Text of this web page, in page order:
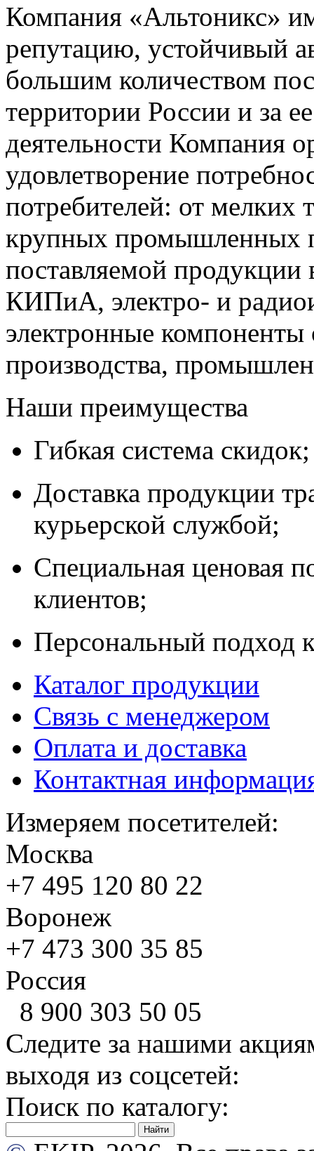
Компания «Альтоникс»
репутацию, устойчивый
большим количеством
территории России и за
деятельности Компания
удовлетворение
потребителей: от мелких
крупных промышленных
поставляемой продукции
КИПиА, электро- и
электронные компоненты
производства,
Наши преимущества
Гибкая система скидок;
Доставка продукции
курьерской службой;
Специальная ценовая
клиентов;
Персональный подход
Каталог продукции
Связь с менеджером
Оплата и доставка
Контактная
Измеряем посетителей:
Москва
+7 495 120 80 22
Воронеж
+7 473 300 35 85
Россия
8 900 303 50 05
Следите за нашими
выходя из соцсетей:
Поиск по каталогу: